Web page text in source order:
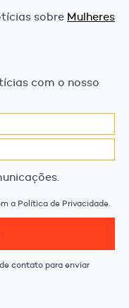
sobre Mulheres
com o nosso
a Política de Privacidade.
contato para enviar